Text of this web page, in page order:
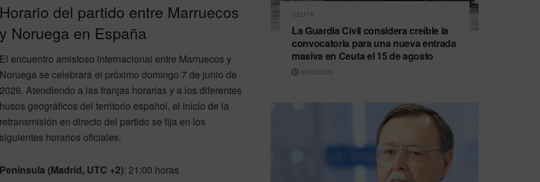
Horario del partido entre Marruecos
y Noruega en España
El encuentro amistoso internacional entre Marruecos y
Noruega se celebrará el próximo domingo 7 de junio de
2026. Atendiendo a las franjas horarias y a los diferentes
husos geográficos del territorio español, el inicio de la
retransmisión en directo del partido se fija en los
siguientes horarios oficiales:
Península (Madrid, UTC +2): 21:00 horas
CEUTA
La Guardia Civil considera creíble la
convocatoria para una nueva entrada
masiva en Ceuta el 15 de agosto
06/08/2026